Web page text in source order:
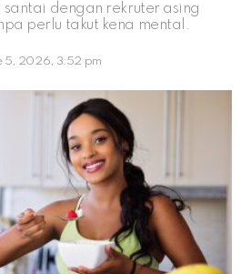
dengan rekruter asing
perlu takut kena mental.
5, 2026, 3:52 pm